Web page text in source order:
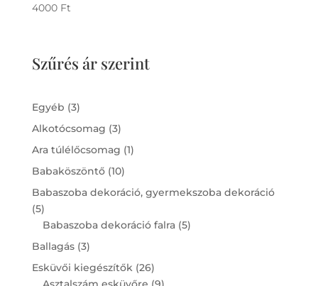
4000 Ft
Szűrés ár szerint
Egyéb 33
products
Alkotócsomag 33
products
Ara túlélőcsomag 11
Babaköszöntő 1010
products
Babaszoba dekoráció, gyermekszoba dekoráció
55
products
Babaszoba dekoráció falra 55
Ballagás 33
products
Esküvői kiegészítők 2626
products
9